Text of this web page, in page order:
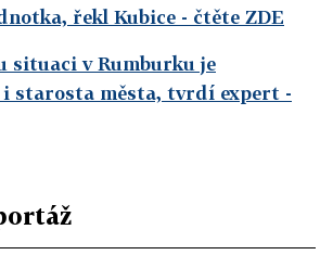
řekl Kubice - čtěte ZDE
situaci v Rumburku je
i starosta města, tvrdí expert -